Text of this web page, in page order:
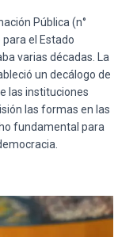
Pública (n°
el Estado
varias décadas. La
un decálogo de
las instituciones
las formas en las
fundamental para